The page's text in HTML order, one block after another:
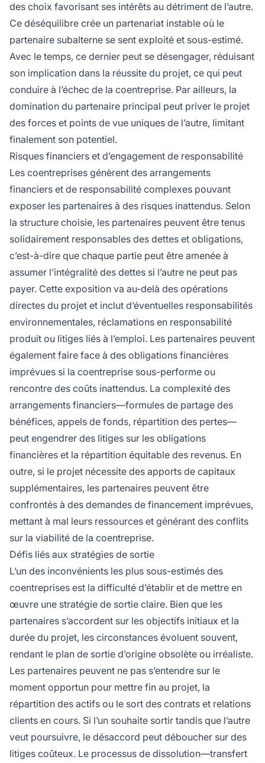
des choix favorisant ses intérêts au détriment de l’autre.
Ce déséquilibre crée un partenariat instable où le
partenaire subalterne se sent exploité et sous-estimé.
Avec le temps, ce dernier peut se désengager, réduisant
son implication dans la réussite du projet, ce qui peut
conduire à l’échec de la coentreprise. Par ailleurs, la
domination du partenaire principal peut priver le projet
des forces et points de vue uniques de l’autre, limitant
finalement son potentiel.
Risques financiers et d’engagement de responsabilité
Les coentreprises génèrent des arrangements
financiers et de responsabilité complexes pouvant
exposer les partenaires à des risques inattendus. Selon
la structure choisie, les partenaires peuvent être tenus
solidairement responsables des dettes et obligations,
c’est-à-dire que chaque partie peut être amenée à
assumer l’intégralité des dettes si l’autre ne peut pas
payer. Cette exposition va au-delà des opérations
directes du projet et inclut d’éventuelles responsabilités
environnementales, réclamations en responsabilité
produit ou litiges liés à l’emploi. Les partenaires peuvent
également faire face à des obligations financières
imprévues si la coentreprise sous-performe ou
rencontre des coûts inattendus. La complexité des
arrangements financiers—formules de partage des
bénéfices, appels de fonds, répartition des pertes—
peut engendrer des litiges sur les obligations
financières et la répartition équitable des revenus. En
outre, si le projet nécessite des apports de capitaux
supplémentaires, les partenaires peuvent être
confrontés à des demandes de financement imprévues,
mettant à mal leurs ressources et générant des conflits
sur la viabilité de la coentreprise.
Défis liés aux stratégies de sortie
L’un des inconvénients les plus sous-estimés des
coentreprises est la difficulté d’établir et de mettre en
œuvre une stratégie de sortie claire. Bien que les
partenaires s’accordent sur les objectifs initiaux et la
durée du projet, les circonstances évoluent souvent,
rendant le plan de sortie d’origine obsolète ou irréaliste.
Les partenaires peuvent ne pas s’entendre sur le
moment opportun pour mettre fin au projet, la
répartition des actifs ou le sort des contrats et relations
clients en cours. Si l’un souhaite sortir tandis que l’autre
veut poursuivre, le désaccord peut déboucher sur des
litiges coûteux. Le processus de dissolution—transfert